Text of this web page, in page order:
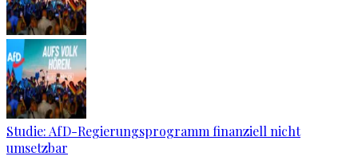
Studie: AfD-Regierungsprogramm finanziell nicht
umsetzbar